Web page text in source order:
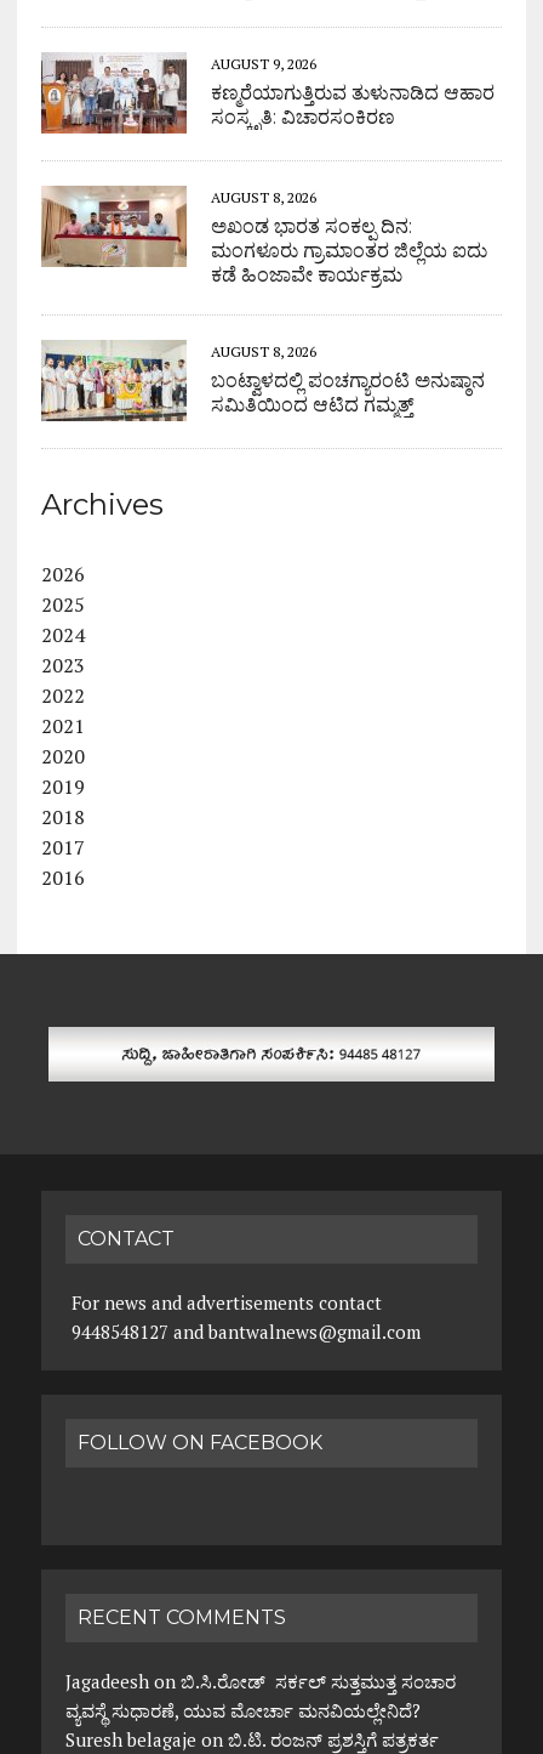
AUGUST 9, 2026
ಕಣ್ಮರೆಯಾಗುತ್ತಿರುವ ತುಳುನಾಡಿದ ಆಹಾರ
ಸಂಸ್ಕೃತಿ: ವಿಚಾರಸಂಕಿರಣ
AUGUST 8, 2026
ಅಖಂಡ ಭಾರತ ಸಂಕಲ್ಪ ದಿನ:
ಮಂಗಳೂರು ಗ್ರಾಮಾಂತರ ಜಿಲ್ಲೆಯ ಐದು
ಕಡೆ ಹಿಂಜಾವೇ ಕಾರ್ಯಕ್ರಮ
AUGUST 8, 2026
ಬಂಟ್ವಾಳದಲ್ಲಿ ಪಂಚಗ್ಯಾರಂಟಿ ಅನುಷ್ಠಾನ
ಸಮಿತಿಯಿಂದ ಆಟಿದ ಗಮ್ಮತ್ತ್
Archives
2026
2025
2024
2023
2022
2021
2020
2019
2018
2017
2016
CONTACT
For news and advertisements contact
9448548127 and bantwalnews@gmail.com
FOLLOW ON FACEBOOK
RECENT COMMENTS
Jagadeeshon ಬಿ.ಸಿ.ರೋಡ್ ಸರ್ಕಲ್ ಸುತ್ತಮುತ್ತ ಸಂಚಾರ
ವ್ಯವಸ್ಥೆ ಸುಧಾರಣೆ, ಯುವ ಮೋರ್ಚಾ ಮನವಿಯಲ್ಲೇನಿದೆ?
Suresh belagaje on ಬಿ.ಟಿ. ರಂಜನ್ ಪ್ರಶಸ್ತಿಗೆ ಪತ್ರಕರ್ತ